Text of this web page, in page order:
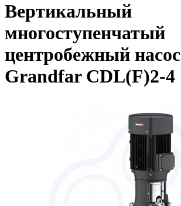
Вертикальный
многоступенчатый
центробежный насос
Grandfar CDL(F)2-4